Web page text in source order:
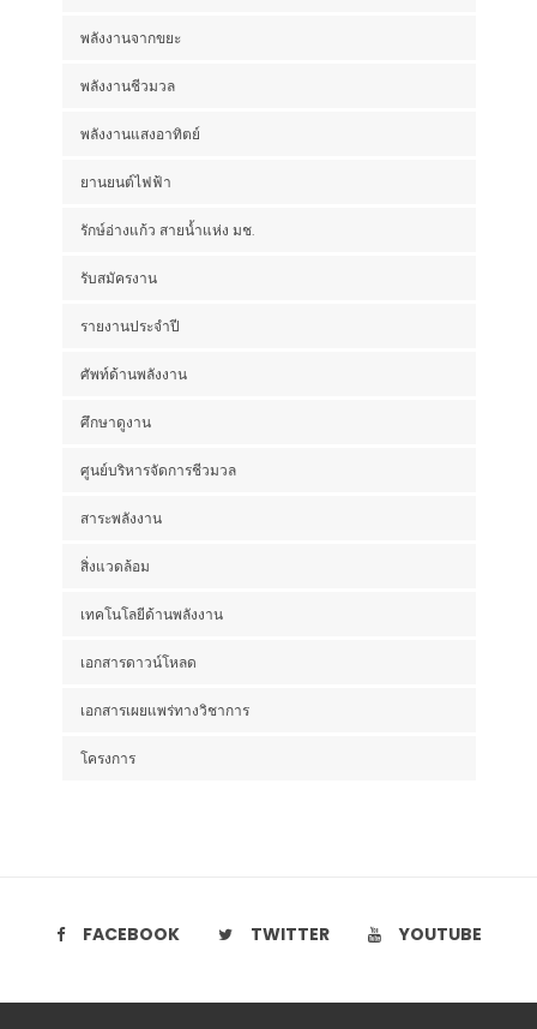
พลังงานจากขยะ
พลังงานชีวมวล
พลังงานแสงอาทิตย์
ยานยนต์ไฟฟ้า
รักษ์อ่างแก้ว สายน้ำแห่ง มช.
รับสมัครงาน
รายงานประจำปี
ศัพท์ด้านพลังงาน
ศึกษาดูงาน
ศูนย์บริหารจัดการชีวมวล
สาระพลังงาน
สิ่งแวดล้อม
เทคโนโลยีด้านพลังงาน
เอกสารดาวน์โหลด
เอกสารเผยแพร่ทางวิชาการ
โครงการ
FACEBOOK TWITTER YOUTUBE